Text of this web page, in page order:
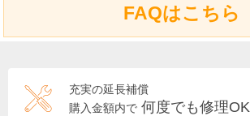
FAQはこちら
充実の延長補償
購入金額内で 何度でも修理OK